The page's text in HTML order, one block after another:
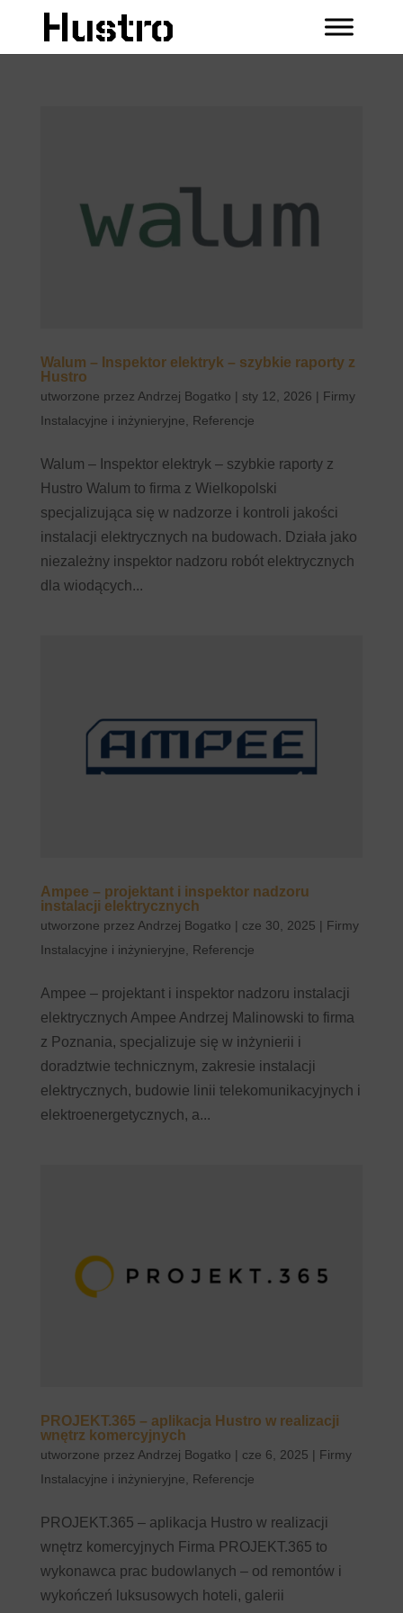
Walum – Inspektor elektryk – szybkie raporty z
Hustro
utworzone przez Andrzej Bogatko | sty 12, 2026 | Firmy
Instalacyjne i inżynieryjne
Referencje
Walum – Inspektor elektryk – szybkie raporty z
Hustro Walum to firma z Wielkopolski
specjalizująca się w nadzorze i kontroli jakości
instalacji elektrycznych na budowach. Działa jako
niezależny inspektor nadzoru robót elektrycznych
dla wiodących...
Ampee – projektant i inspektor nadzoru
instalacji elektrycznych
utworzone przez Andrzej Bogatko | cze 30, 2025 | Firmy
Instalacyjne i inżynieryjne, Referencje
Ampee – projektant i inspektor nadzoru instalacji
elektrycznych Ampee Andrzej Malinowski to firma
z Poznania, specjalizuje się w inżynierii i
doradztwie technicznym, zakresie instalacji
elektrycznych, budowie linii telekomunikacyjnych i
elektroenergetycznych, a...
PROJEKT.365 – aplikacja Hustro w realizacji
wnętrz komercyjnych
utworzone przez Andrzej Bogatko | cze 6, 2025 | Firmy
Instalacyjne i inżynieryjne, Referencje
PROJEKT.365 – aplikacja Hustro w realizacji
wnętrz komercyjnych Firma PROJEKT.365 to
wykonawca prac budowlanych – od remontów i
wykończeń luksusowych hoteli, galerii